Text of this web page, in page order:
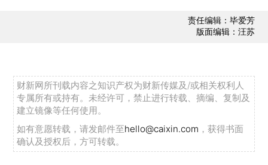
责任编辑：毕爱芳
版面编辑：汪苏
财新网所刊载内容之知识产权为财新传媒及/或相关权利人
专属所有或持有。未经许可，禁止进行转载、摘编、复制及
建立镜像等任何使用。
如有意愿转载，请发邮件至hello@caixin.com ，获得书面
确认及授权后，方可转载。